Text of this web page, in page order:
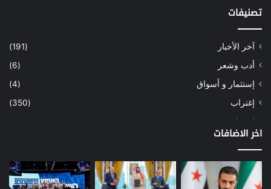
تصنيفات
آخر الأخبار
(191)
أدب وشعر
(6)
إستثمار و أسواق
(4)
إغتراب
(350)
إقتصاد
(1٬039)
إعمار
(3)
بيئة
(16)
اخر الاضافات